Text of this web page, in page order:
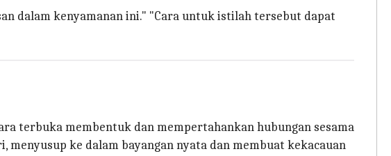
dalam kenyamanan ini." "Cara untuk istilah tersebut dapat
terbuka membentuk dan mempertahankan hubungan sesama
ke dalam bayangan nyata dan membuat kekacauan